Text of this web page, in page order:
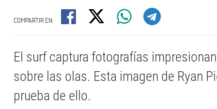
COMPARTIR EN:
El surf captura fotografías
sobre las olas. Esta imagen de Ryan
prueba de ello.